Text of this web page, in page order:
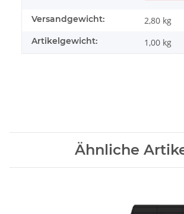
Versandgewicht: 2,80 kg
Artikelgewicht: 1,00 kg
Ähnliche